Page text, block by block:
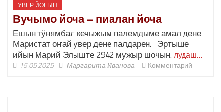
УВЕР ЙОГЫН
Вучымо йоча – пиалан йоча
Ешын тӱнямбал кечыжым палемдыме амал дене
Маристат оҥай увер дене палдарен. Эртыше
ийын Марий Элыште 2942 мужыр шочын. лудаш…
15.05.2025 Маргарита Иванова Комментарий